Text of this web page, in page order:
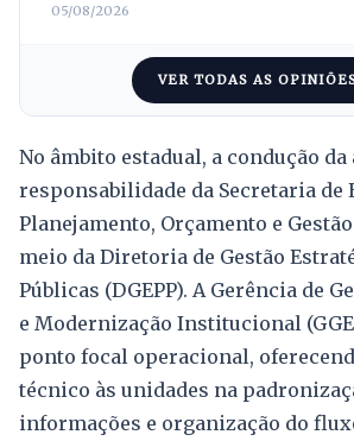
05/08/2026
VER TODAS AS
No âmbito estadual, a condução da
responsabilidade da Secretaria de
Planejamento, Orçamento e
meio da Diretoria de Gestão
Públicas (DGEPP). A Gerência de
e Modernização Institucional
ponto focal operacional,
técnico às unidades na
informações e organização do